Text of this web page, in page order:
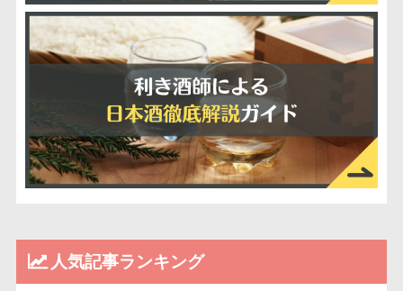
人気記事ランキング